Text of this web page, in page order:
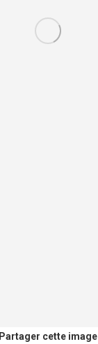
Partager cette image